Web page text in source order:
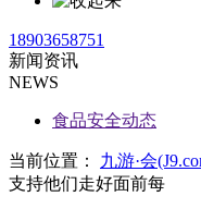
18903658751
新闻资讯
NEWS
食品安全动态
当前位置： 九游·会
支持他们走好面前每